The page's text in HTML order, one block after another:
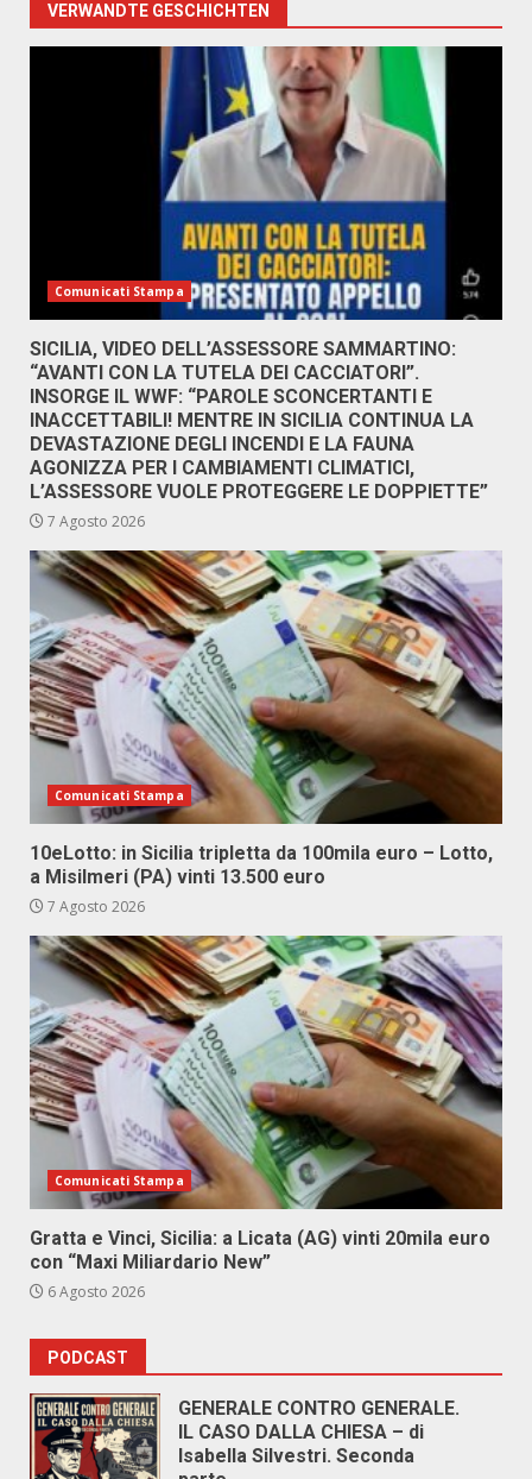
VERWANDTE GESCHICHTEN
Comunicati Stampa
SICILIA, VIDEO DELL’ASSESSORE SAMMARTINO:
“AVANTI CON LA TUTELA DEI CACCIATORI”.
INSORGE IL WWF: “PAROLE SCONCERTANTI E
INACCETTABILI! MENTRE IN SICILIA CONTINUA LA
DEVASTAZIONE DEGLI INCENDI E LA FAUNA
AGONIZZA PER I CAMBIAMENTI CLIMATICI,
L’ASSESSORE VUOLE PROTEGGERE LE DOPPIETTE”
7 Agosto 2026
Comunicati Stampa
10eLotto: in Sicilia tripletta da 100mila euro – Lotto,
a Misilmeri (PA) vinti 13.500 euro
7 Agosto 2026
Comunicati Stampa
Gratta e Vinci, Sicilia: a Licata (AG) vinti 20mila euro
con “Maxi Miliardario New”
6 Agosto 2026
PODCAST
GENERALE CONTRO GENERALE.
IL CASO DALLA CHIESA – di
Isabella Silvestri. Seconda